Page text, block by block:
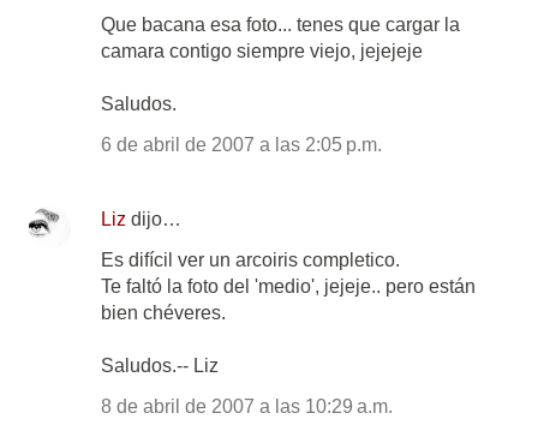
Que bacana esa foto... tenes que cargar la
camara contigo siempre viejo, jejejeje
Saludos.
6 de abril de 2007 a las 2:05 p.m.
Liz dijo…
Es difícil ver un arcoiris completico.
Te faltó la foto del 'medio', jejeje.. pero están
bien chéveres.
Saludos.-- Liz
8 de abril de 2007 a las 10:29 a.m.